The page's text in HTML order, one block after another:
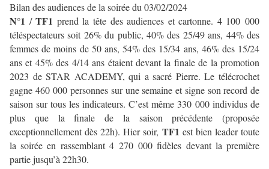
Bilan des audiences de la soirée du 03/02/2024
N°1 /TF1 prend la tête des audiences et cartonne. 4 100 000
téléspectateurs soit 26% du public, 40% des 25/49 ans, 44% des
femmes de moins de 50 ans, 54% des 15/34 ans, 46% des 15/24
ans et 45% des 4/14 ans étaient devant la finale de la promotion
2023 de STAR ACADEMY, qui a sacré Pierre. Le télécrochet
gagne 460 000 personnes sur une semaine et signe son record de
saison sur tous les indicateurs. C’est même 330 000 individus de
plus que la finale de la saison précédente (proposée
exceptionnellement dès 22h). Hier soir, TF1 est bien leader toute
la soirée en rassemblant 4 270 000 fidèles devant la première
partie jusqu’à 22h30.